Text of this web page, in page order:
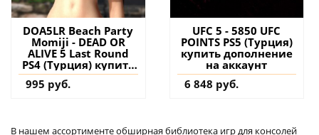
DOA5LR Beach Party
Momiji - DEAD OR
ALIVE 5 Last Round
PS4 (Турция) купить
дополнение на
аккаунт
995 руб.
UFC 5 - 5850 UFC
POINTS PS5 (Турция)
купить дополнение
на аккаунт
6 848 руб.
В нашем ассортименте обширная библиотека игр для консолей